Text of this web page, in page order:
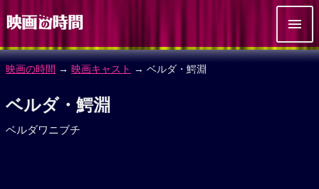
映画の時間 → 映画キャスト → ベルダ・鰐淵
ベルダ・鰐淵
ベルダワニブチ